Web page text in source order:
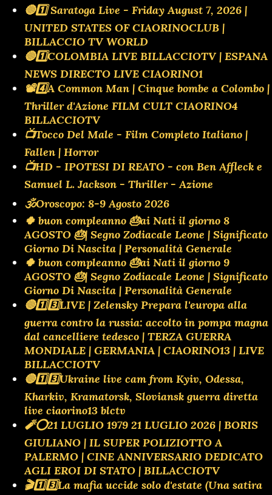
🔴1️⃣ Saratoga Live - Friday August 7, 2026 |
UNITED STATES OF CIAORINOCLUB |
BILLACCIO TV WORLD
🔴1️⃣COLOMBIA LIVE BILLACCIOTV | ESPANA
NEWS DIRECTO LIVE CIAORINO1
📽️4️⃣A Common Man | Cinque bombe a Colombo |
Thriller d'Azione FILM CULT CIAORINO4
BILLACCIOTV
📺Tocco Del Male - Film Completo Italiano |
Fallen | Horror
📺HD - IPOTESI DI REATO - con Ben Affleck e
Samuel L. Jackson - Thriller - Azione
🕉Oroscopo: 8-9 Agosto 2026
🍀 buon compleanno 🎂ai Nati il giorno 8
AGOSTO 🎂| Segno Zodiacale Leone | Significato
Giorno Di Nascita | Personalità Generale
🍀 buon compleanno 🎂ai Nati il giorno 9
AGOSTO 🎂| Segno Zodiacale Leone | Significato
Giorno Di Nascita | Personalità Generale
🔴1️⃣3️⃣LIVE | Zelensky Prepara l'europa alla
guerra contro la russia: accolto in pompa magna
dal cancelliere tedesco | TERZA GUERRA
MONDIALE | GERMANIA | CIAORINO13 | LIVE
BILLACCIOTV
🔴1️⃣3️⃣Ukraine live cam from Kyiv, Odessa,
Kharkiv, Kramatorsk, Sloviansk guerra diretta
live ciaorino13 blctv
🧨⭕️21 LUGLIO 1979 21 LUGLIO 2026 | BORIS
GIULIANO | IL SUPER POLIZIOTTO A
PALERMO | CINE ANNIVERSARIO DEDICATO
AGLI EROI DI STATO | BILLACCIOTV
🎬1️⃣3️⃣La mafia uccide solo d'estate (Una satira